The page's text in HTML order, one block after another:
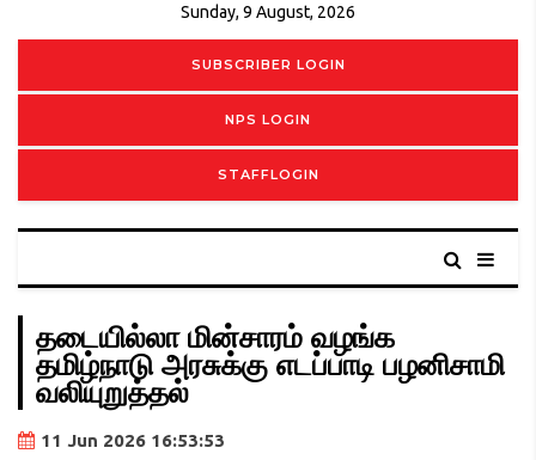
Sunday, 9 August, 2026
SUBSCRIBER LOGIN
NPS LOGIN
STAFFLOGIN
தடையில்லா மின்சாரம் வழங்க
தமிழ்நாடு அரசுக்கு எடப்பாடி பழனிசாமி
வலியுறுத்தல்
11 Jun 2026 16:53:53